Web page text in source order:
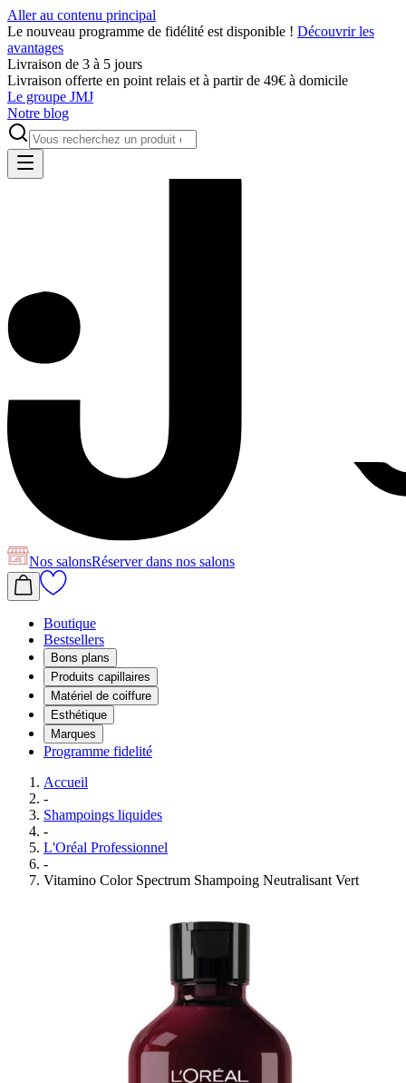
Aller au contenu principal
Le nouveau programme de fidélité est disponible ! Découvrir les
avantages
Livraison de 3 à 5 jours
Livraison offerte en point relais et à partir de 49€ à domicile
Le groupe JMJ
Notre blog
Nos salonsRéserverdans nos salons
Boutique
Bestsellers
Bons plans
Produits capillaires
Matériel de coiffure
Esthétique
Marques
Programme fidelité
Accueil
-
Shampoings liquides
-
L'Oréal Professionnel
-
Vitamino Color Spectrum Shampoing Neutralisant Vert